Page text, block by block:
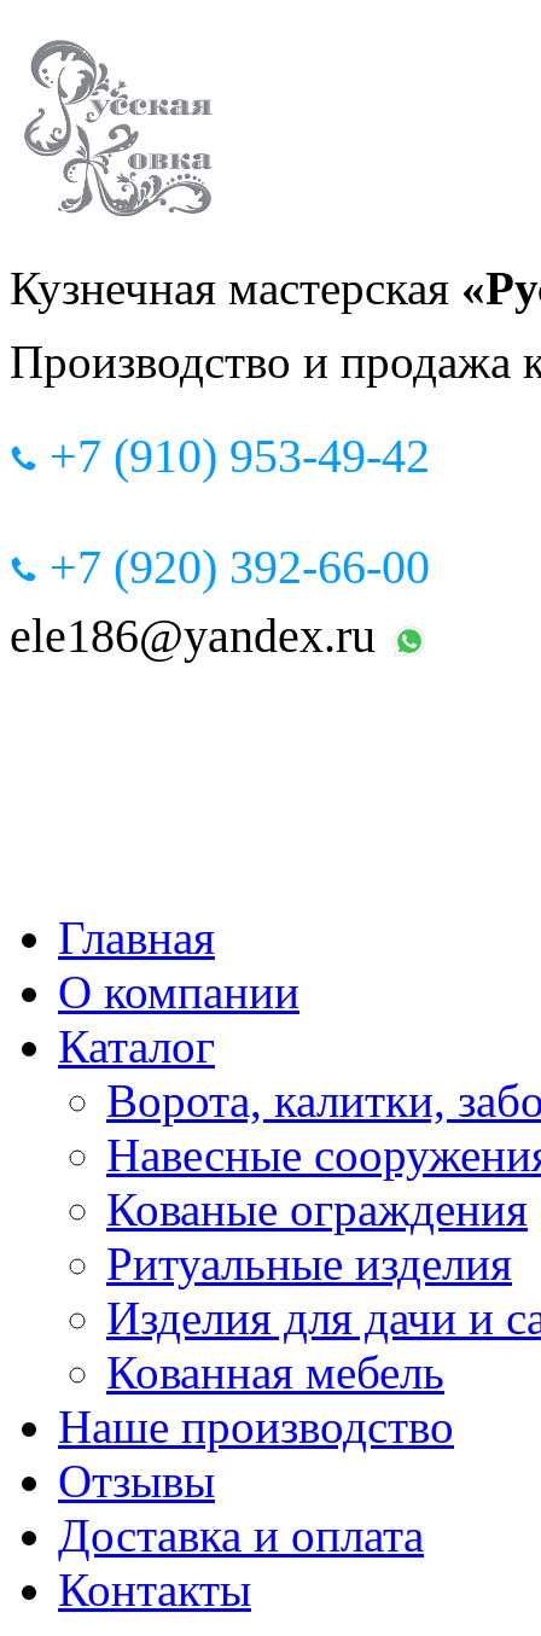
Кузнечная мастерская
Производство и продажа
+7 (910) 953-49-42
+7 (920) 392-66-00
ele186@yandex.ru
Главная
О компании
Каталог
Ворота, калитки,
Навесные
Кованые ограждения
Ритуальные изделия
Изделия для дачи и
Кованная мебель
Наше производство
Отзывы
Доставка и оплата
Контакты